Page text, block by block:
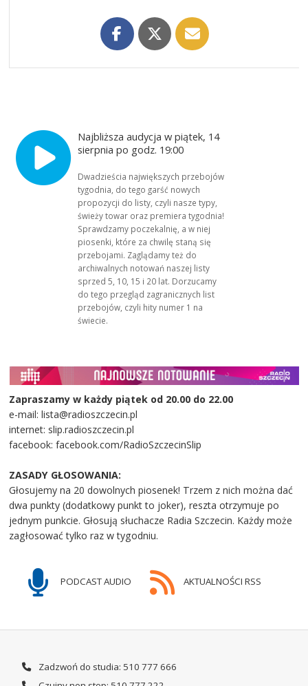
Najbliższa audycja w piątek, 14
sierpnia po godz. 19:00
Dwadzieścia największych przebojów
tygodnia, do tego garść nowych
propozycji do listy, czyli nasze typy,
świeży towar oraz premiera tygodnia!
Sprawdzamy poczekalnię, a w niej
piosenki, które za chwilę staną się
przebojami. Zaglądamy też do
archiwalnych notowań naszej listy
sprzed 5, 10, 15 i 20 lat. Dorzucamy
do tego przegląd zagranicznych list
przebojów, czyli hity numer 1 na
świecie.
Zapraszamy w każdy piątek od 20.00 do 22.00
e-mail: lista@radioszczecin.pl
internet: slip.radioszczecin.pl
facebook: facebook.com/RadioSzczecinSlip
ZASADY GŁOSOWANIA:
Głosujemy na 20 dowolnych piosenek! Trzem z nich można dać
dwa punkty (dodatkowy punkt to joker), reszta otrzymuje po
jednym punkcie. Głosują słuchacze Radia Szczecin. Każdy może
zagłosować tylko raz w tygodniu.
PODCAST AUDIO AKTUALNOŚCI RSS
Zadzwoń do studia: 510 777 666